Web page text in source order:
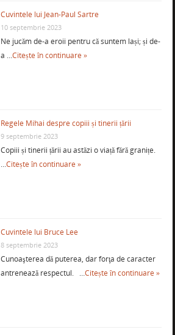
Cuvintele lui Jean-Paul Sartre
10 septembrie 2023
Ne jucăm de-a eroii pentru că suntem lași; și de-
a …Citește în continuare »
Regele Mihai despre copiii și tinerii țării
9 septembrie 2023
Copiii și tinerii țării au astăzi o viață fără granițe.
…Citește în continuare »
Cuvintele lui Bruce Lee
8 septembrie 2023
Cunoaşterea dă puterea, dar forţa de caracter
antrenează respectul. …Citește în continuare »